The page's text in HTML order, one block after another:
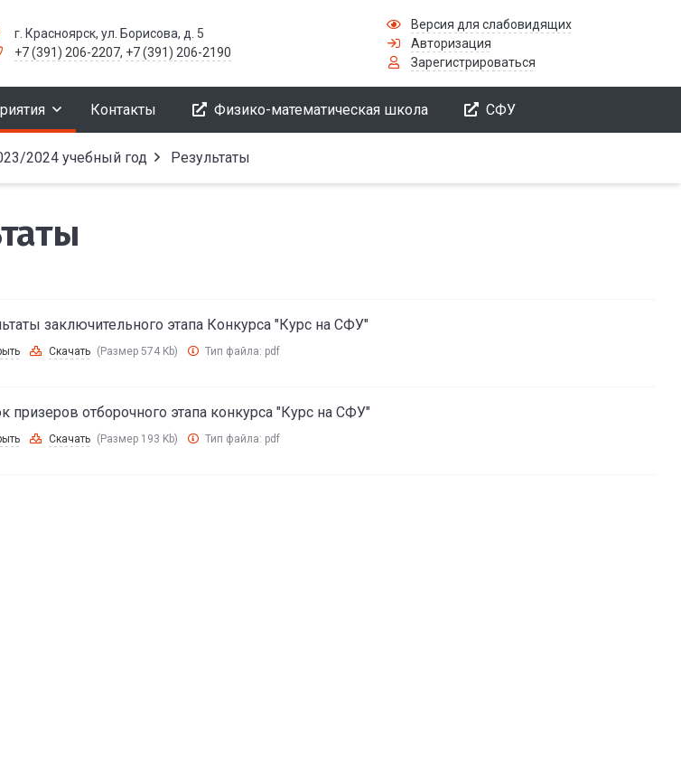
г. Красноярск, ул. Борисова, д. 5
+7 (391) 206-2207, +7 (391) 206-2190
Версия для слабовидящих
Авторизация
Зарегистрироваться
Контакты Физико-математическая школа СФУ
2024 учебный год Результаты
заключительного этапа Конкурса "Курс на СФУ"
Скачать (Размер 574 Kb) Тип файла: pdf
призеров отборочного этапа конкурса "Курс на СФУ"
Скачать (Размер 193 Kb) Тип файла: pdf